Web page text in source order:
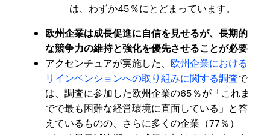
は、わずか45％にとどまっています。
欧州企業は成長促進に自信を見せるが、長期的
な競争力の維持と強化を優先させることが必要
アクセンチュアが実施した、 欧州企業における
リインベンションへの取り組みに関する調査で
は、調査に参加した欧州企業の65％が「これま
でで最も困難な経営環境に直面している」と答
えているものの、さらに多くの企業（77％）